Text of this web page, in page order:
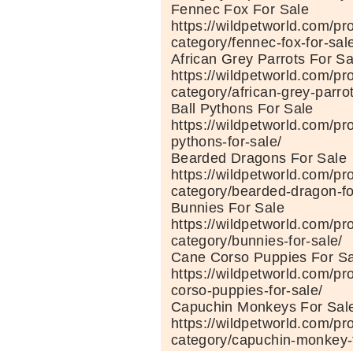
Fennec Fox For Sale
https://wildpetworld.com/
category/fennec-fox-for-
African Grey Parrots For
https://wildpetworld.com/
category/african-grey-
Ball Pythons For Sale
https://wildpetworld.com/
pythons-for-sale/
Bearded Dragons For Sale
https://wildpetworld.com/
category/bearded-dragon-
Bunnies For Sale
https://wildpetworld.com/
category/bunnies-for-sale/
Cane Corso Puppies For
https://wildpetworld.com/
corso-puppies-for-sale/
Capuchin Monkeys For
https://wildpetworld.com/
category/capuchin-